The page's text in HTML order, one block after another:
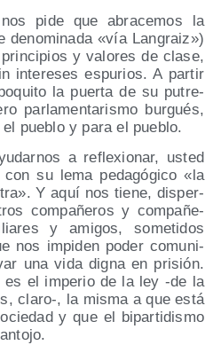
pide que abra­ce­mos la
deno­mi­na­da «vía Lan­graiz»)
y valo­res de cla­se,
intere­ses espu­rios. A par­tir
la puer­ta de su putre­
par­la­men­ta­ris­mo bur­gués,
pue­blo y para el pueblo.
a refle­xio­nar, usted
su lema peda­gó­gi­co «la
Y aquí nos tie­ne, dis­per­
com­pa­ñe­ros y com­pa­ñe­
y ami­gos, some­ti­dos
nos impi­den poder comu­ni­
una vida dig­na en pri­sión.
el impe­rio de la ley ‑de la
claro‑, la mis­ma a que está
y que el bipar­ti­dis­mo